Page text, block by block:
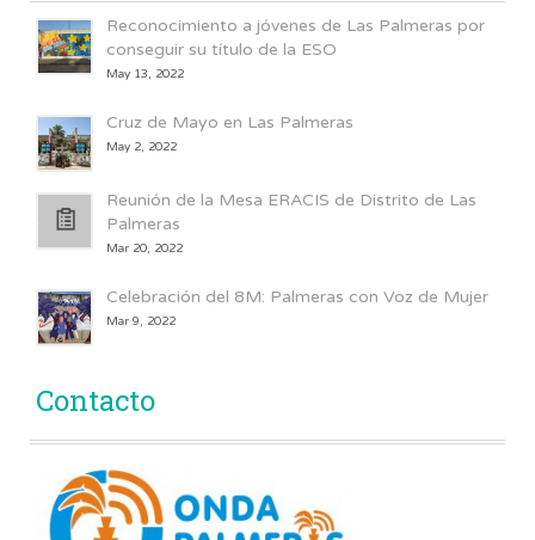
Reconocimiento a jóvenes de Las Palmeras por
conseguir su título de la ESO
May 13, 2022
Cruz de Mayo en Las Palmeras
May 2, 2022
Reunión de la Mesa ERACIS de Distrito de Las
Palmeras
Mar 20, 2022
Celebración del 8M: Palmeras con Voz de Mujer
Mar 9, 2022
Contacto